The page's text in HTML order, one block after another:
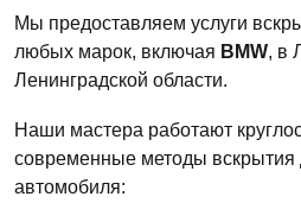
Мы предоставляем услуги
любых марок, включая BMW, в
Ленинградской области.
Наши мастера работают
современные методы
автомобиля: